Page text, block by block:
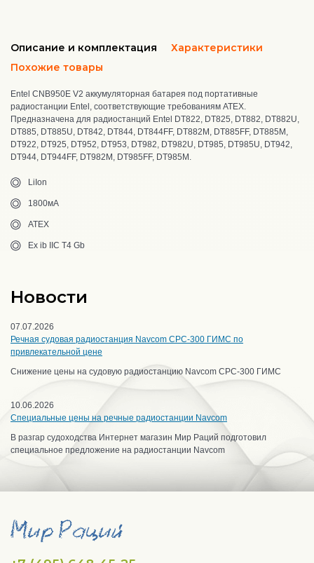
Описание и комплектация
Характеристики
Похожие товары
Entel CNB950E V2 аккумуляторная батарея под портативные
радиостанции Entel, соответствующие требованиям ATEX.
Предназначена для радиостанций Entel DT822, DT825, DT882, DT882U,
DT885, DT885U, DT842, DT844, DT844FF, DT882M, DT885FF, DT885M,
DT922, DT925, DT952, DT953, DT982, DT982U, DT985, DT985U, DT942,
DT944, DT944FF, DT982M, DT985FF, DT985M.
LiIon
1800мА
ATEX
Ex ib IIC T4 Gb
Новости
07.07.2026
Речная судовая радиостанция Navcom CPC-300 ГИМС по
привлекательной цене
Снижение цены на судовую радиостанцию Navcom CPC-300 ГИМС
10.06.2026
Специальные цены на речные радиостанции Navcom
В разгар судоходства Интернет магазин Мир Раций подготовил
специальное предложение на радиостанции Navcom